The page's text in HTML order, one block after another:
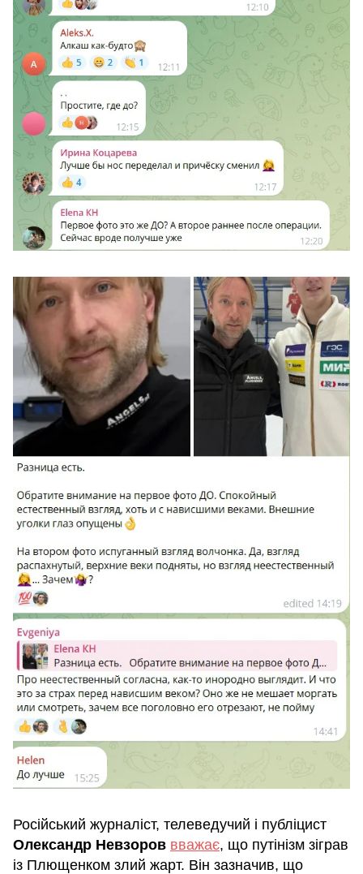
Російський журналіст, телеведучий і публіцист
Олександр Невзоров вважає, що путінізм зіграв
із Плющенком злий жарт. Він зазначив, що